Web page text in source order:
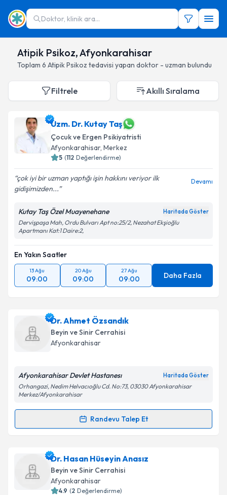
Doktor, klinik ara...
Atipik Psikoz, Afyonkarahisar
Toplam 6 Atipik Psikoz tedavisi yapan doktor - uzman bulundu
Filtrele Akıllı Sıralama
Uzm. Dr. Kutay Taş
Çocuk ve Ergen Psikiyatristi
Afyonkarahisar, Merkez
5 (112 Değerlendirme)
çok iyi bir uzman yaptığı işin hakkını veriyor ilk
gidişimizden...
Devamı
Kutay Taş Özel Muayenehane Haritada Göster
Dervişpaşa Mah, Ordu Bulvarı Apt no:25/2, Nezahat Ekşioğlu
Apartmanı Kat:1 Daire:2,
En Yakın Saatler
13 Ağu
09:00
20 Ağu
09:00
27 Ağu
09:00 Daha Fazla
Dr. Ahmet Özsandık
Beyin ve Sinir Cerrahisi
Afyonkarahisar
Afyonkarahisar Devlet Hastanesı Haritada Göster
Orhangazi, Nedim Helvacıoğlu Cd. No:73, 03030 Afyonkarahisar
Merkez/Afyonkarahisar
Randevu Talep Et
Randevu Takvimi Talebi
Dr. Ahmet Özsandıkiçin randevu takvimi talebi
oluşturun. Size bu uzmandan randevu almanız için bir
takvim hazırlandığında e-posta ile bilgilendireceğiz.
Dr. Hasan Hüseyin Anasız
Beyin ve Sinir Cerrahisi
Afyonkarahisar
4.9 (2 Değerlendirme)